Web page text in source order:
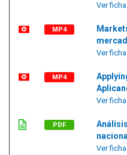
Ver
MP4
Ver
MP4
Ver
PDF
Ver